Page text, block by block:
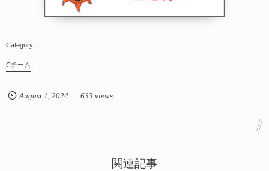
Cチーム
August 1 , 2024 633 views
関連記事